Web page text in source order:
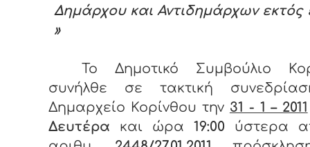
Δημάρχου και Αντιδημάρχων εκτός
»
Το Δημοτικό Συμβούλιο
συνήλθε σε τακτική
Δημαρχείο Κορίνθου την 31 - 1 – 2011
Δευτέρα και ώρα 19:00 ύστερα